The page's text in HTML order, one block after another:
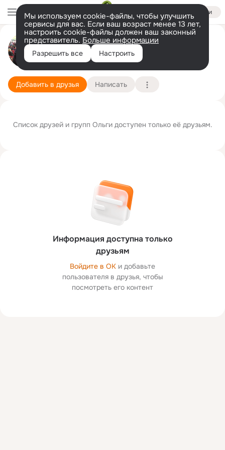
Войти
Мы используем cookie-файлы, чтобы улучшить
сервисы для вас. Если ваш возраст менее 13 лет,
настроить cookie-файлы должен ваш законный
представитель. Больше информации
Разрешить все Настроить
Ольга Макарова
12 ноября Подробнее
Добавить в друзья Написать
Информация доступна только
друзьям
Войдите в ОК и добавьте
пользователя в друзья, чтобы
посмотреть его контент
Список друзей и групп Ольги доступен только её друзьям.